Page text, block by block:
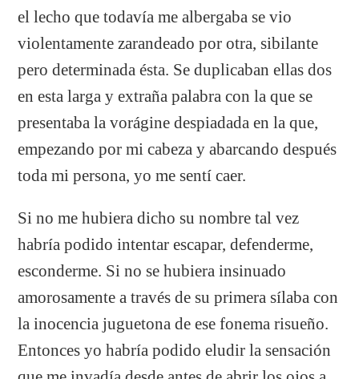
el lecho que todavía me albergaba se vio
violentamente zarandeado por otra, sibilante
pero determinada ésta. Se duplicaban ellas dos
en esta larga y extraña palabra con la que se
presentaba la vorágine despiadada en la que,
empezando por mi cabeza y abarcando después
toda mi persona, yo me sentí caer.
Si no me hubiera dicho su nombre tal vez
habría podido intentar escapar, defenderme,
esconderme. Si no se hubiera insinuado
amorosamente a través de su primera sílaba con
la inocencia juguetona de ese fonema risueño.
Entonces yo habría podido eludir la sensación